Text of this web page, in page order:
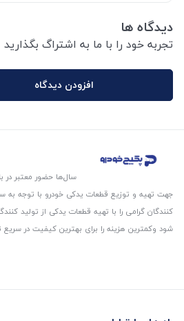
دیدگاه ها
تجربه خود را با ما به اشتراگ بگذارید
افزودن دیدگاه
سال‌ها حضور معتبر در
جهت تهیه و توزیع قطعات یدکی خودرو با توجه به
کنندگان گرامی را با تهیه قطعات یدکی از تولید
شود و‌کمترین هزینه را برای بهترین کیفیت در